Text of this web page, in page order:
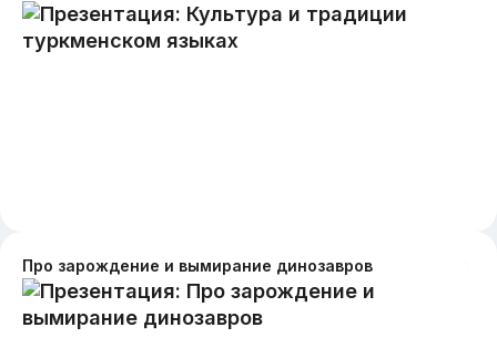
Про зарождение и вымирание динозавров